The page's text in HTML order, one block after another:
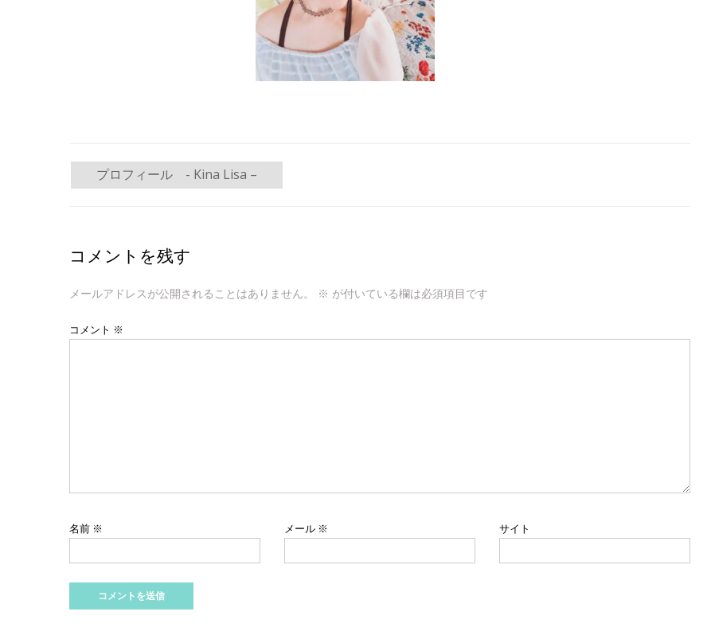
ビ
ゲ
ー
プロフィール - Kina Lisa –
コメントを残す
メールアドレスが公開されることはありません。 ※ が付いている欄は必須項目です
コメント ※
名前 ※ メール ※ サイト